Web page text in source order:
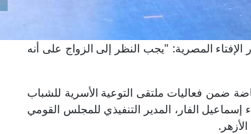
الإفتاء المصرية: "يجب النظر إلى الزواج على أنه
ضمن فعاليات ملتقى التوعية الأسرية للشباب
الفار، المدير التنفيذي للمجلس القومي